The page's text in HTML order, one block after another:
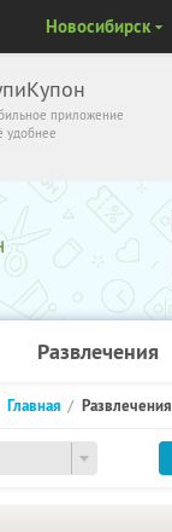
приложение
удобнее
Новосибирск
Развлечения
Главная Развлечения